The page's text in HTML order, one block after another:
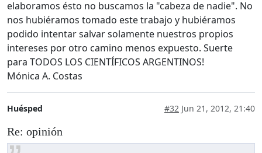
elaboramos ésto no buscamos la "cabeza de nadie". No
nos hubiéramos tomado este trabajo y hubiéramos
podido intentar salvar solamente nuestros propios
intereses por otro camino menos expuesto. Suerte
para TODOS LOS CIENTÍFICOS ARGENTINOS!
Mónica A. Costas
Huésped #32 Jun 21, 2012, 21:40
Re: opinión